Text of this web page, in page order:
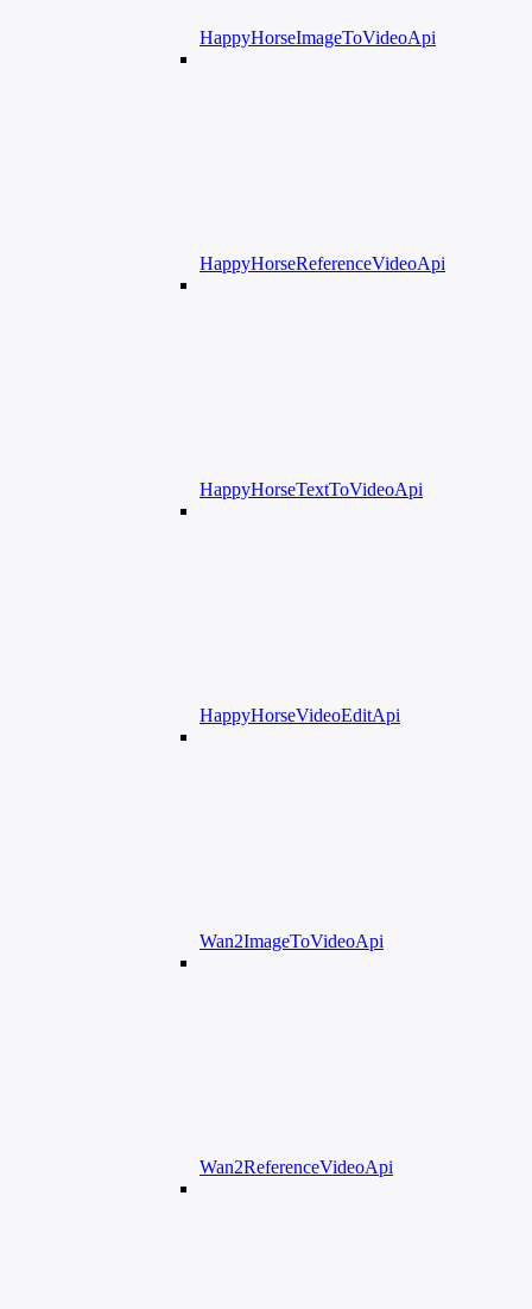
HappyHorseImageToVideoApi
HappyHorseReferenceVideoApi
HappyHorseTextToVideoApi
HappyHorseVideoEditApi
Wan2ImageToVideoApi
Wan2ReferenceVideoApi